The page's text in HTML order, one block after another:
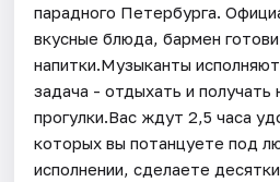
парадного Петербурга.
вкусные блюда, бармен
напитки.Музыканты
задача - отдыхать и получать
прогулки.Вас ждут 2,5 часа
которых вы потанцуете под
исполнении, сделаете